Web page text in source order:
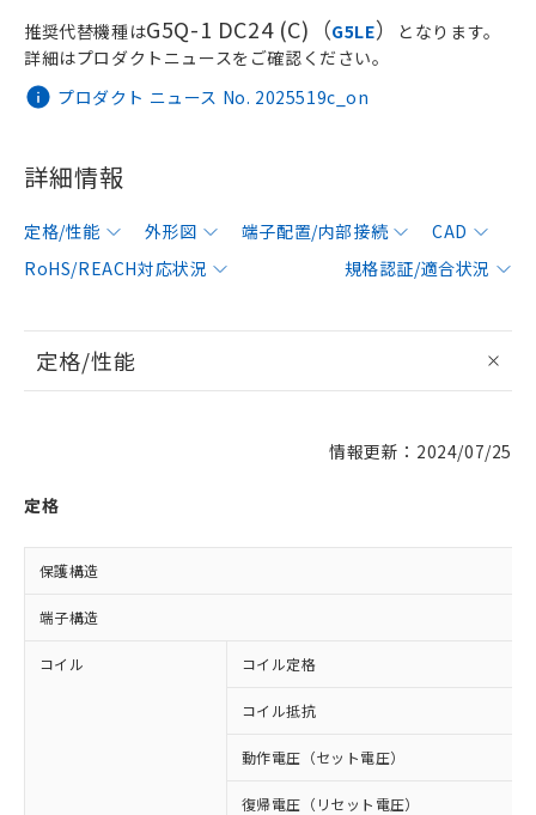
プロダクト ニュース No. 2025519c_on
推奨代替機種はG5Q-1 DC24 (C)（G5LE）
となります。
詳細はプロダクトニュースをご確認ください。
詳細情報
定格/性能 外形図 端子配置/内部接続
CAD
RoHS/REACH対応状況
規格認証/適合状況
定格/性能
情報更新：2024/07/25
定格
保護構造
端子構造
コイル コイル定格
コイル抵抗
動作電圧（セット電圧）
復帰電圧（リセット電圧）